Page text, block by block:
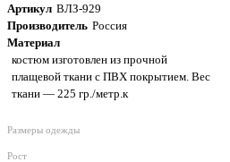
Артикул ВЛЗ-929
Производитель Россия
Материал
костюм изготовлен из прочной
плащевой ткани с ПВХ покрытием. Вес
ткани — 225 гр./метр.к
Размеры одежды
Рост